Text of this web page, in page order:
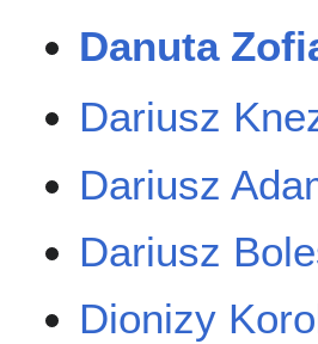
Danuta
Dariusz
Dariusz
Dariusz
Dionizy